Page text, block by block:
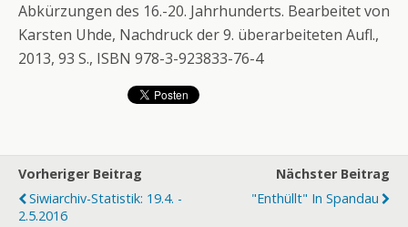
Abkürzungen des 16.-20. Jahrhunderts. Bearbeitet von
Karsten Uhde, Nachdruck der 9. überarbeiteten Aufl.,
2013, 93 S., ISBN 978-3-923833-76-4
Vorheriger Beitrag
Siwiarchiv-Statistik: 19.4. -
2.5.2016
Nächster Beitrag
"Enthüllt" In Spandau